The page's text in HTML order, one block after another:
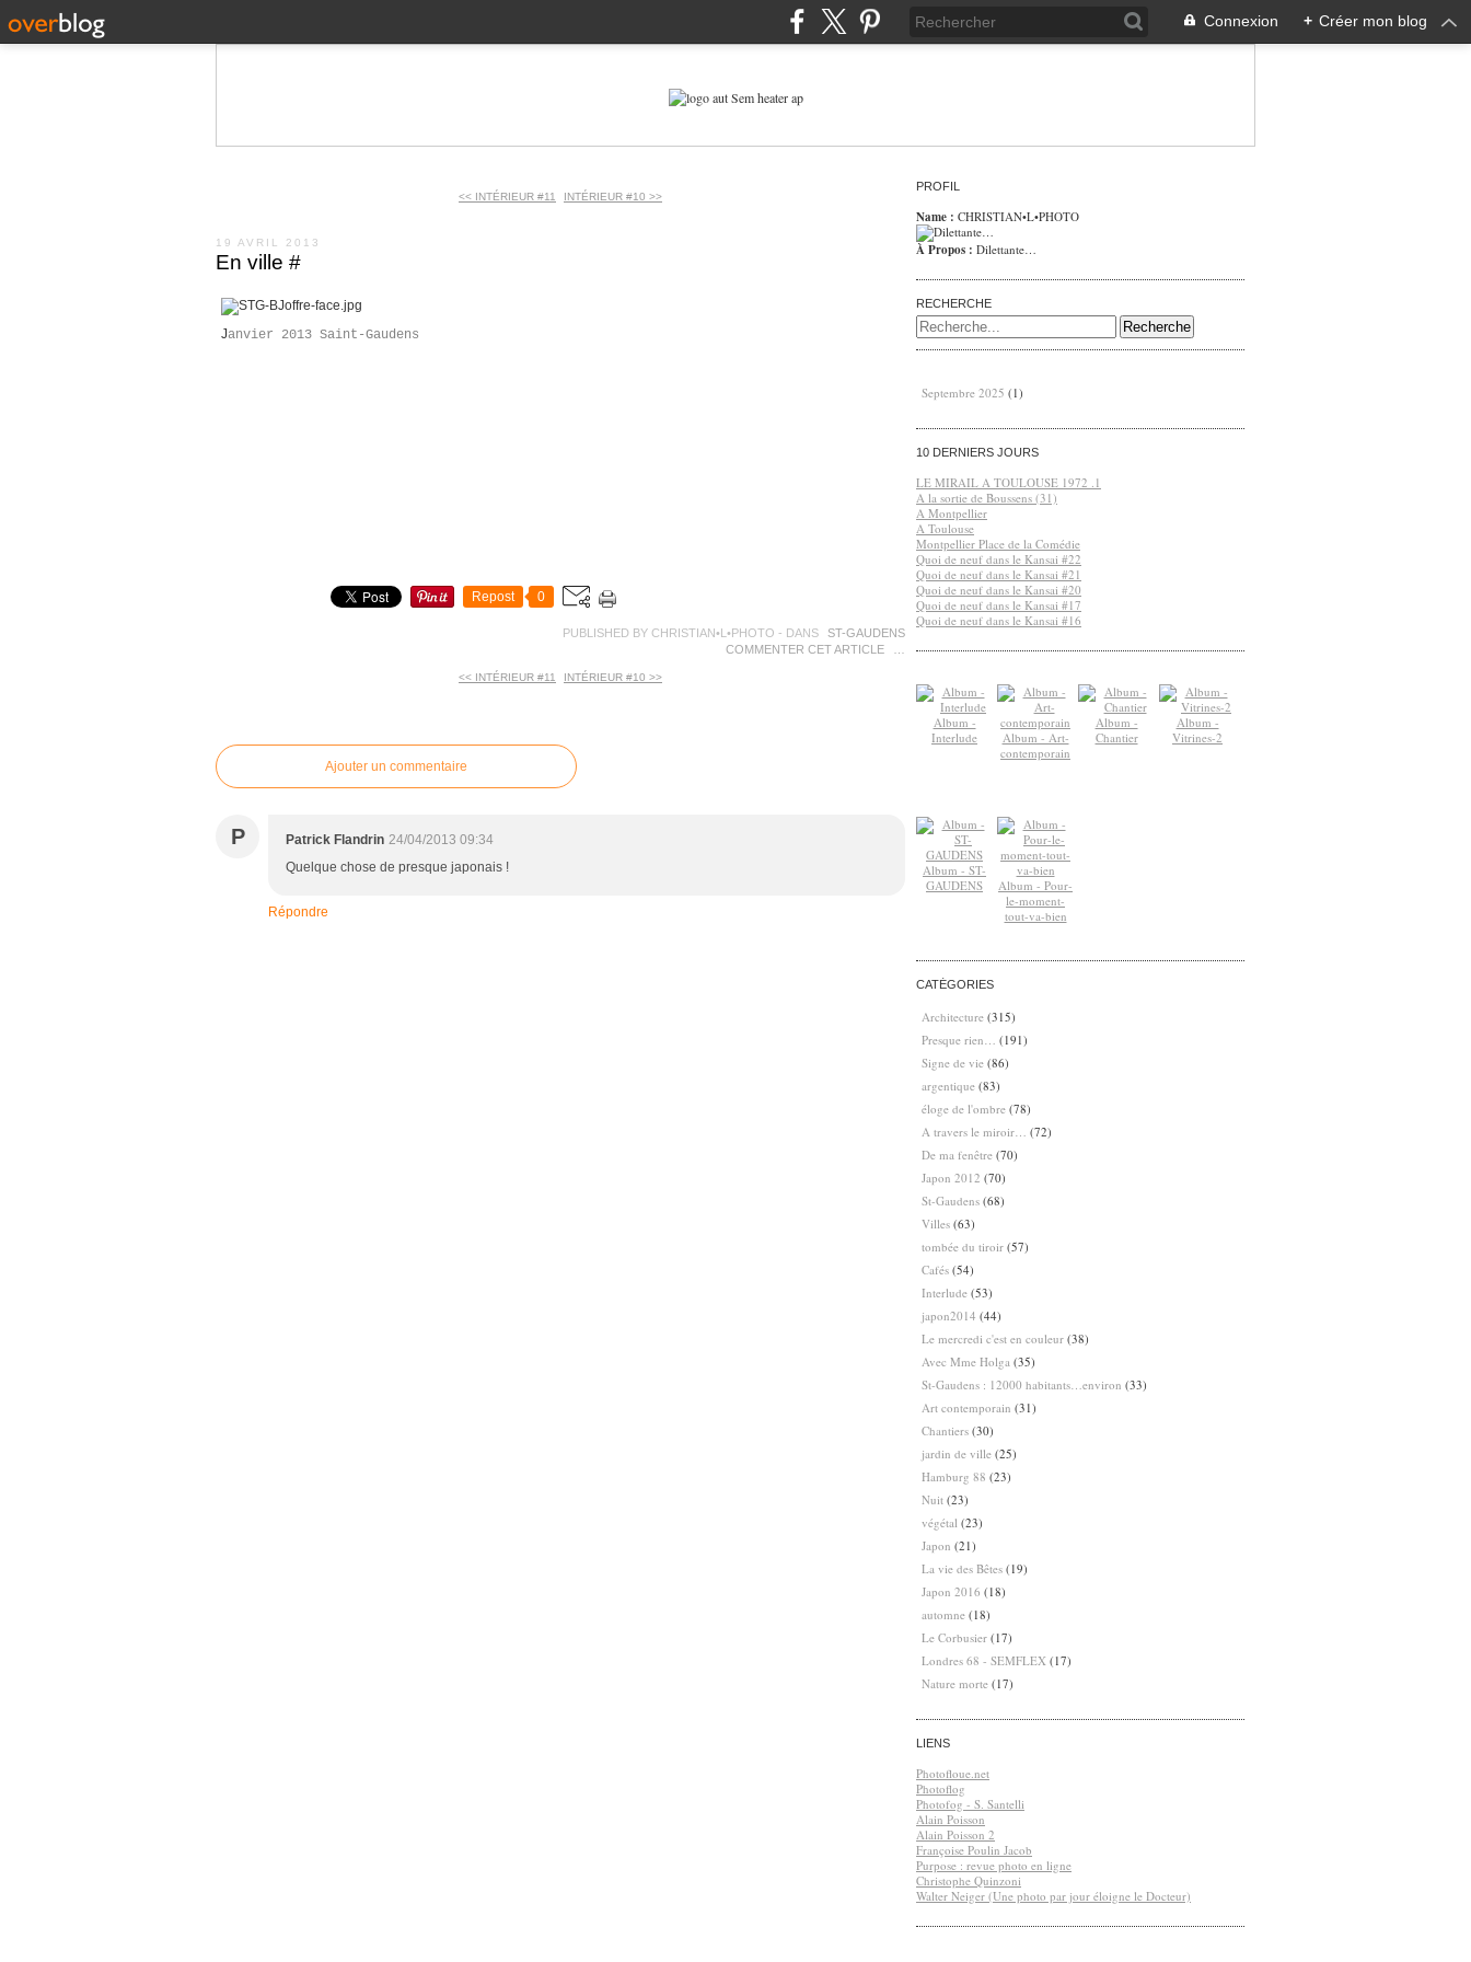
Connexion + Créer mon blog
<< INTÉRIEUR #11 INTÉRIEUR #10 >>
19 AVRIL 2013
En ville #
Janvier 2013 Saint-Gaudens
Repost 0
PUBLISHED BY CHRISTIAN•L•PHOTO - DANS
ST-GAUDENS
COMMENTER CET ARTICLE
<< INTÉRIEUR #11 INTÉRIEUR #10 >>
Ajouter un commentaire
P Patrick Flandrin 24/04/2013 09:34
Quelque chose de presque japonais !
Répondre
PROFIL
Name : CHRISTIAN•L•PHOTO
À Propos : Dilettante…
RECHERCHE
Septembre 2025 (1)
10 DERNIERS JOURS
LE MIRAIL A TOULOUSE 1972 .1
A la sortie de Boussens (31)
A Montpellier
A Toulouse
Montpellier Place de la Comédie
Quoi de neuf dans le Kansai #22
Quoi de neuf dans le Kansai #21
Quoi de neuf dans le Kansai #20
Quoi de neuf dans le Kansai #17
Quoi de neuf dans le Kansai #16
Album -
Interlude
Album - Art-
contemporain
Album -
Chantier
Album -
Vitrines-2
Album - ST-
GAUDENS
Album - Pour-
le-moment-
tout-va-bien
CATÉGORIES
Architecture (315)
Presque rien…
(191)
Signe de vie (86)
argentique (83)
éloge de l'ombre (78)
A travers le miroir…
(72)
De ma fenêtre (70)
Japon 2012 (70)
St-Gaudens (68)
Villes (63)
tombée du tiroir (57)
Cafés (54)
Interlude (53)
japon2014 (44)
Le mercredi c'est en couleur (38)
Avec Mme Holga (35)
St-Gaudens : 12000 habitants…environ (33)
Art contemporain (31)
Chantiers (30)
jardin de ville (25)
Hamburg 88 (23)
Nuit (23)
végétal (23)
Japon (21)
La vie des Bêtes (19)
Japon 2016 (18)
automne (18)
Le Corbusier (17)
Londres 68 - SEMFLEX (17)
Nature morte (17)
LIENS
Photofloue.net
Photoflog
Photofog - S. Santelli
Alain Poisson
Alain Poisson 2
Françoise Poulin Jacob
Purpose : revue photo en ligne
Christophe Quinzoni
Walter Neiger (Une photo par jour éloigne le Docteur)